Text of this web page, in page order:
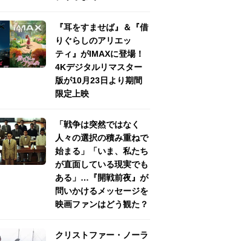
『耳をすませば』＆『借
りぐらしのアリエッ
ティ』がIMAXに登場！
4Kデジタルリマスター
版が10月23日より期間
限定上映
「戦争は突然ではなく
人々の選択の積み重ねで
始まる」「いま、私たち
が直面している現実でも
ある」…『開戦前夜』が
問いかけるメッセージを
映画ファンはどう観た？
クリストファー・ノーラ